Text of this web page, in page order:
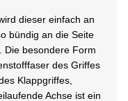
dieser einfach an
bündig an die Seite
Die besondere Form
des Griffes
Klappgriffes,
Achse ist ein